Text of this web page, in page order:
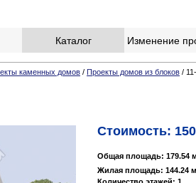
Каталог Изменение
каменных домов / Проекты домов из блоков /
Стоимость:
Общая площадь: 179.54
Жилая площадь: 144.24 м